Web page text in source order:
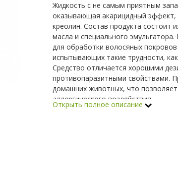
Жидкость с не самым приятным
оказывающая акарицидный
креолин. Состав продукта состоит
масла и специального
для обработки волосяных
испытывающих такие трудности,
Средство отличается хорошими
противопаразитными свойствами.
домашних животных, что
аллергического воздействия.
Открыть полное описание